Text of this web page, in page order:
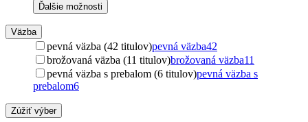
Ďalšie možnosti
Väzba
pevná väzba (42 titulov)pevná väzba42
brožovaná väzba (11 titulov)brožovaná väzba11
pevná väzba s prebalom (6 titulov)pevná väzba s
prebalom6
Zúžiť výber